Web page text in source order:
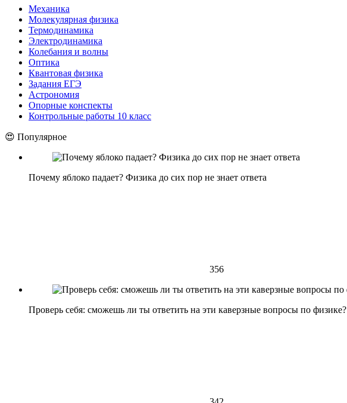
Механика
Молекулярная физика
Термодинамика
Электродинамика
Колебания и волны
Оптика
Квантовая физика
Задания ЕГЭ
Астрономия
Опорные конспекты
Контрольные работы 10 класс
😍 Популярное
Почему яблоко падает? Физика до сих пор не знает ответа
356
Проверь себя: сможешь ли ты ответить на эти каверзные вопросы по физике?